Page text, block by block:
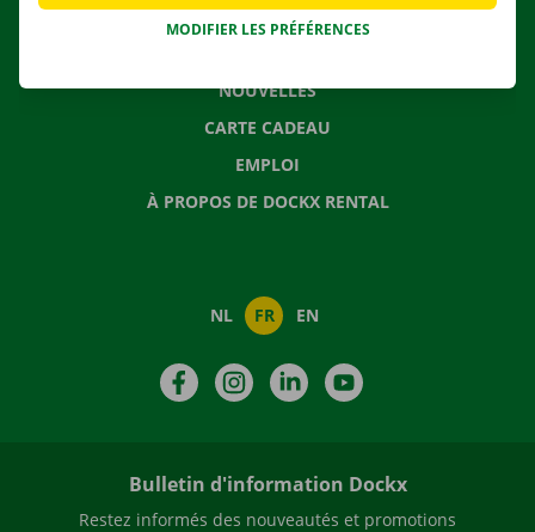
CONTACTEZ NOUS
NOUVELLES
CARTE CADEAU
EMPLOI
À PROPOS DE DOCKX RENTAL
NL FR EN
FacebookInstagramLinkedIn
Bulletin d'information Dockx
Restez informés des nouveautés et promotions
MODIFIER LES PRÉFÉRENCES